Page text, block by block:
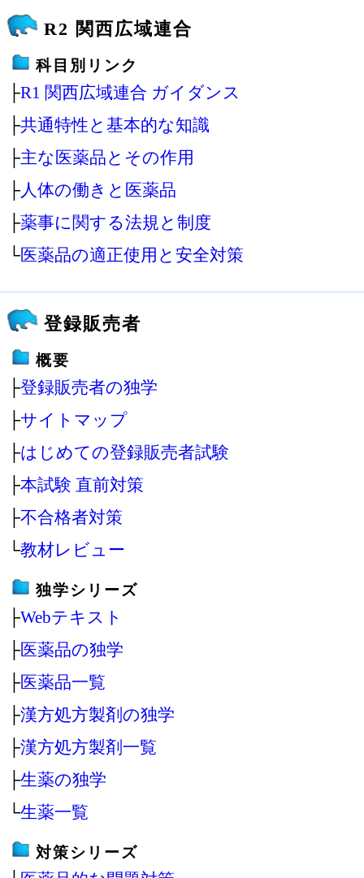
R2 関西広域連合
科目別リンク
├R1 関西広域連合 ガイダンス
├共通特性と基本的な知識
├主な医薬品とその作用
├人体の働きと医薬品
├薬事に関する法規と制度
└医薬品の適正使用と安全対策
登録販売者
概要
├登録販売者の独学
├サイトマップ
├はじめての登録販売者試験
├本試験 直前対策
├不合格者対策
└教材レビュー
独学シリーズ
├Webテキスト
├医薬品の独学
├医薬品一覧
├漢方処方製剤の独学
├漢方処方製剤一覧
├生薬の独学
└生薬一覧
対策シリーズ